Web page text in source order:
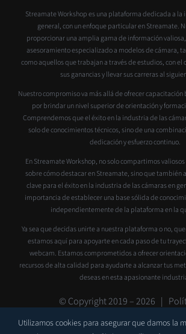
Streamate Workshop es una plataforma dedicada a la
general, con un enfoque particular en Streamate.
proporcionar una amplia gama de información
asesoramiento especializado a modelos de cámara,
como aquellos que trabajan a través de estudios, con
sus ganancias y llevar sus carreras al
Nuestro compromiso va más allá de ofrecer capacitación
por brindar un nivel superior de orientación y
Comprendemos que el éxito en la industria de las
solo de conocimientos técnicos, sino de una
dedicación y esfuerzo continuo.
En Streamate Workshop, no solo compartimos
sobre cómo destacar en Streamate, sino que también
clave para el éxito en la industria de las cámaras en
importancia de establecer una base sólida de
independientemente de la plataforma en la
Ya sea que decidas unirte a nuestra plataforma o no,
estamos aquí para apoyarte en cada paso de tu
webcam. Estamos comprometidos a ofrecer
recursos de alta calidad para ayudarte a alcanzar tus
deseas en esta apasionante
© Copyright 2019 –2026 |
privacidad
Contacto
Utilizamos cookies para asegurar que damos la